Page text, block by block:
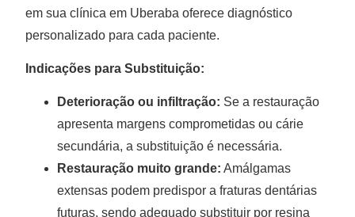
em sua clínica em Uberaba oferece diagnóstico
personalizado para cada paciente.
Indicações para Substituição:
Deterioração ou infiltração: Se a restauração
apresenta margens comprometidas ou cárie
secundária, a substituição é necessária.
Restauração muito grande: Amálgamas
extensas podem predispor a fraturas dentárias
futuras, sendo adequado substituir por resina